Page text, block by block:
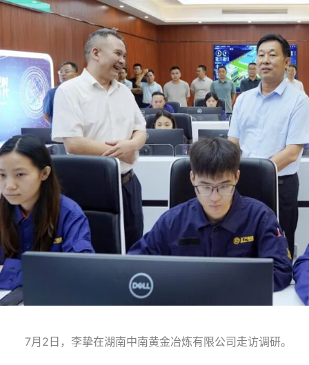
7月2日，李挚在湖南中南黄金冶炼有限公司走访调研。